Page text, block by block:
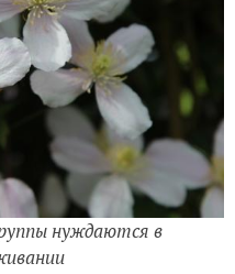
нуждаются в